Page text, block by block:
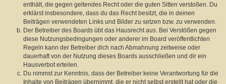
enthält, die gegen geltendes Recht oder die guten Sitten verstoßen. Du
erklärst insbesondere, dass du das Recht besitzt, die in deinen
Beiträgen verwendeten Links und Bilder zu setzen bzw. zu verwenden.
Der Betreiber des Boards übt das Hausrecht aus. Bei Verstößen gegen
diese Nutzungsbedingungen oder anderer im Board veröffentlichten
Regeln kann der Betreiber dich nach Abmahnung zeitweise oder
dauerhaft von der Nutzung dieses Boards ausschließen und dir ein
Hausverbot erteilen.
Du nimmst zur Kenntnis, dass der Betreiber keine Verantwortung für die
Inhalte von Beiträgen übernimmt, die er nicht selbst erstellt hat oder die